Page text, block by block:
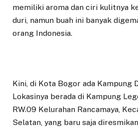
memiliki aroma dan ciri kulitnya
duri, namun buah ini banyak
orang Indonesia.
Kini, di Kota Bogor ada Kampung
Lokasinya berada di Kampung
RW.09 Kelurahan Rancamaya,
Selatan, yang baru saja